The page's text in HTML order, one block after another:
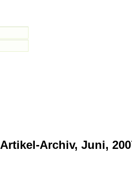
Artikel-Archiv, Juni,